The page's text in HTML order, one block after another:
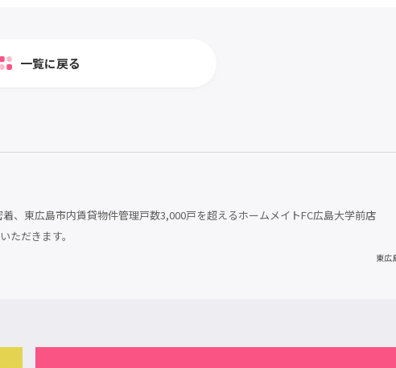
一覧に戻る
、東広島市内賃貸物件管理戸数3,000戸を超えるホームメイトFC広島大学前店
だきます。